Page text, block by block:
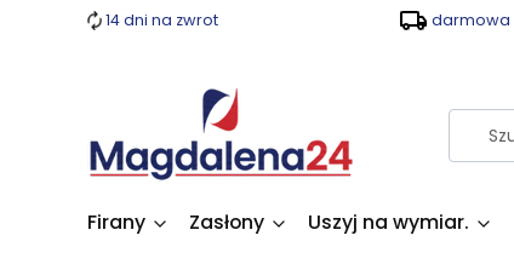
14 dni na zwrot darmowa
Firany Zasłony Uszyj na wymiar.